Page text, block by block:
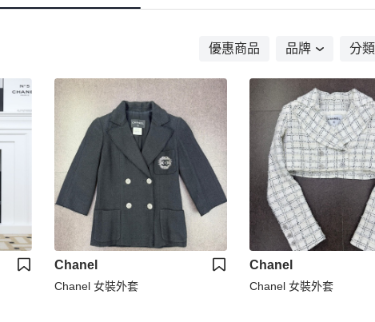
優惠商品 品牌 分類
Chanel
Chanel 女裝外套
Chanel
Chanel 女裝外套